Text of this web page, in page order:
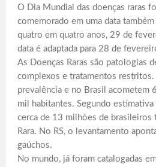
O Dia Mundial das doenças raras
comemorado em uma data
quatro em quatro anos, 29 de
data é adaptada para 28 de
As Doenças Raras são patologias
complexos e tratamentos restritos.
prevalência e no Brasil acometem
mil habitantes. Segundo
cerca de 13 milhões de brasileiros
Rara. No RS, o levantamento
gaúchos.
No mundo, já foram catalogadas